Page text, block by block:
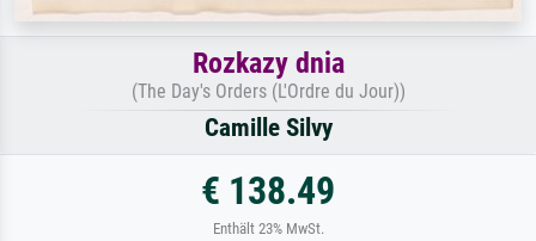
Rozkazy dnia
(The Day's Orders (L'Ordre du Jour))
Camille Silvy
€ 138.49
Enthält 23% MwSt.